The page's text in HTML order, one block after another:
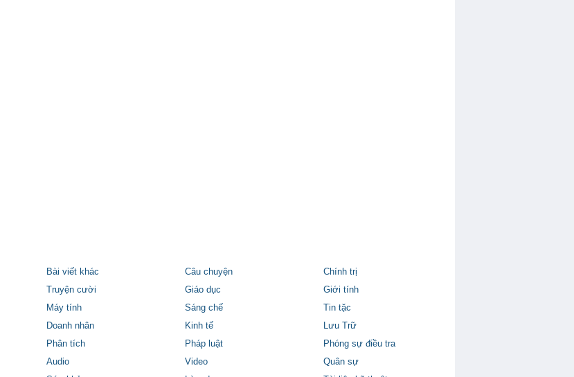
Bài viết khác Câu chuyện
Chính trị
Truyện cười Giáo dục
Giới tính
Máy tính Sáng chế
Tin tặc
Doanh nhân Kinh tế
Lưu Trữ
Phân tích Pháp luật
Phóng sự điều tra
Audio Video
Quân sự